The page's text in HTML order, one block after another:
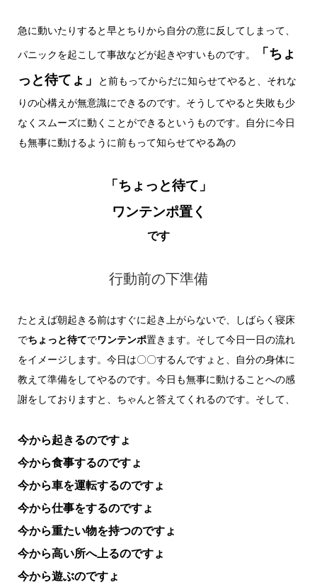
急に動いたりすると早とちりから自分の意に反してしまって、
パニックを起こして事故などが起きやすいものです。
「ちょ
っと待てょ」
と前もってからだに知らせてやると、それな
りの心構えが無意識にできるのです。そうしてやると失敗も少
なくスムーズに動くことができるというものです。自分に今日
も無事に動けるように前もって知らせてやる為の
「ちょっと待て」
ワンテンポ置く
です
行動前の下準備
たとえば朝起きる前はすぐに起き上がらないで、しばらく寝床
でちょっと待てでワンテンポ置きます。そして今日一日の流れ
をイメージします。今日は〇〇するんですょと、自分の身体に
教えて準備をしてやるのです。今日も無事に動けることへの感
謝をしておりますと、ちゃんと答えてくれるのです。そして、
今から起きるのですょ
今から食事するのですょ
今から車を運転するのですょ
今から仕事をするのですょ
今から重たい物を持つのですょ
今から高い所へ上るのですょ
今から遊ぶのですょ